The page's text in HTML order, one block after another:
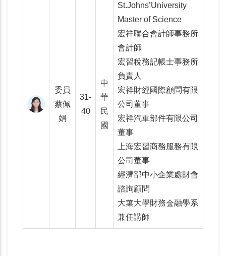
委員
蔡佩
娟
31-
40
中
華
民
國
St.Johns’University
Master of Science
宏祥聯合會計師事務所
會計師
宏習稅務記帳士事務所
負責人
宏祥財經國際顧問有限
公司董事
宏祥汽車部件有限公司
董事
上海宏習商務服務有限
公司董事
經濟部中小企業處財會
諮詢顧問
大葉大學財務金融學系
兼任講師